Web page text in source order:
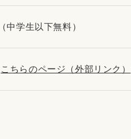
中学生以下無料）
こちらのページ（外部リンク）